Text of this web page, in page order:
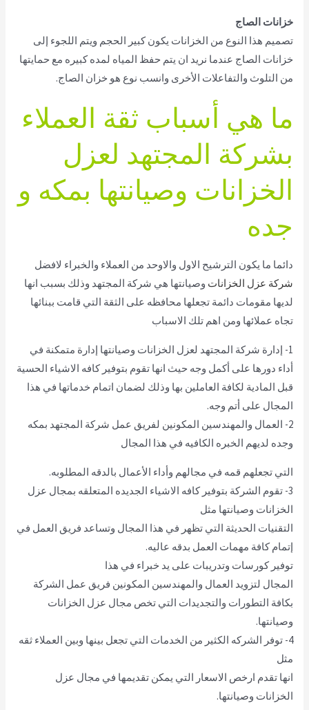
خزانات الصاج
تصميم هذا النوع من الخزانات يكون كبير الحجم ويتم اللجوء إلى
خزانات الصاج عندما نريد ان يتم حفظ المياه لمده كبيره مع حمايتها
من التلوث والتفاعلات الأخرى وانسب نوع هو خزان الصاج.
ما هي أسباب ثقة العملاء
بشركة المجتهد لعزل
الخزانات وصيانتها بمكه و
جده
دائما ما يكون الترشيح الاول والاوحد من العملاء والخبراء لافضل
شركة عزل الخزانات وصيانتها هي شركة المجتهد وذلك بسبب انها
لديها مقومات دائمة تجعلها محافظه على الثقة التي قامت ببنائها
تجاه عملائها ومن اهم تلك الاسباب
1- إدارة شركة المجتهد لعزل الخزانات وصيانتها إدارة متمكنة في
أداء دورها على أكمل وجه حيث انها تقوم بتوفير كافه الاشياء الحسية
قبل المادية لكافة العاملين بها وذلك لضمان اتمام خدماتها في هذا
المجال على أتم وجه.
2- العمال والمهندسين المكونين لفريق عمل شركة المجتهد بمكه
وجده لديهم الخبره الكافيه في هذا المجال
التي تجعلهم قمه في مجالهم وأداء الأعمال بالدقه المطلوبه.
3- تقوم الشركة بتوفير كافه الاشياء الجديده المتعلقه بمجال عزل
الخزانات وصيانتها مثل
التقنيات الحديثة التي تظهر في هذا المجال وتساعد فريق العمل في
إتمام كافة مهمات العمل بدقه عاليه.
توفير كورسات وتدريبات على يد خبراء في هذا
المجال لتزويد العمال والمهندسين المكونين فريق عمل الشركة
بكافة التطورات والتجديدات التي تخص مجال عزل الخزانات
وصيانتها.
4- توفر الشركه الكثير من الخدمات التي تجعل بينها وبين العملاء ثقه
مثل
انها تقدم ارخص الاسعار التي يمكن تقديمها في مجال عزل
الخزانات وصيانتها.